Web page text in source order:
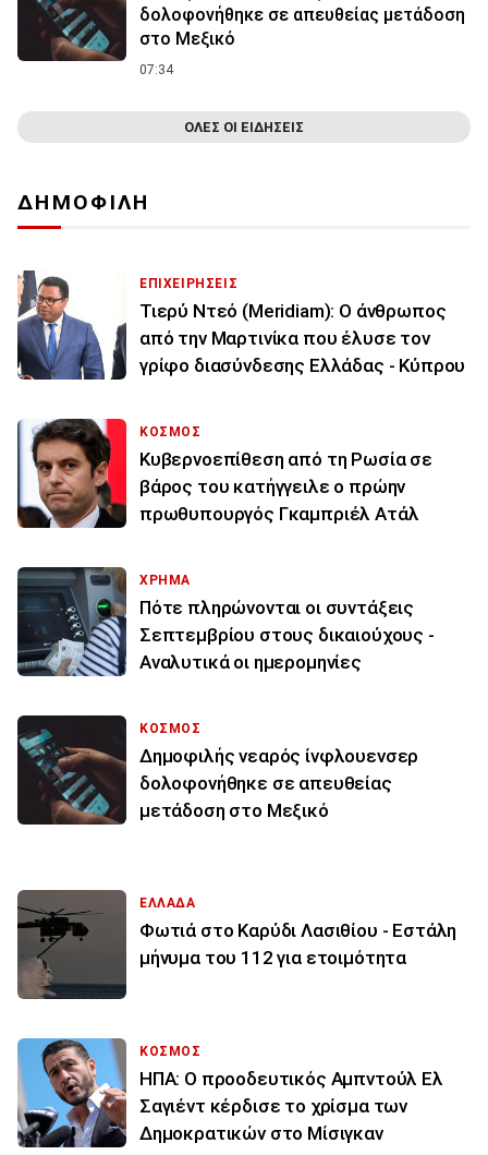
δολοφονήθηκε σε απευθείας μετάδοση
στο Μεξικό
07:34
ΟΛΕΣ ΟΙ ΕΙΔΗΣΕΙΣ
ΔΗΜΟΦΙΛΗ
ΕΠΙΧΕΙΡΗΣΕΙΣ
Τιερύ Ντεό (Meridiam): Ο άνθρωπος
από την Μαρτινίκα που έλυσε τον
γρίφο διασύνδεσης Ελλάδας - Κύπρου
ΚΟΣΜΟΣ
Κυβερνοεπίθεση από τη Ρωσία σε
βάρος του κατήγγειλε ο πρώην
πρωθυπουργός Γκαμπριέλ Ατάλ
ΧΡΗΜΑ
Πότε πληρώνονται οι συντάξεις
Σεπτεμβρίου στους δικαιούχους -
Αναλυτικά οι ημερομηνίες
ΚΟΣΜΟΣ
Δημοφιλής νεαρός ίνφλουενσερ
δολοφονήθηκε σε απευθείας
μετάδοση στο Μεξικό
ΕΛΛΑΔΑ
Φωτιά στο Καρύδι Λασιθίου - Εστάλη
μήνυμα του 112 για ετοιμότητα
ΚΟΣΜΟΣ
ΗΠΑ: Ο προοδευτικός Αμπντούλ Ελ
Σαγιέντ κέρδισε το χρίσμα των
Δημοκρατικών στο Μίσιγκαν